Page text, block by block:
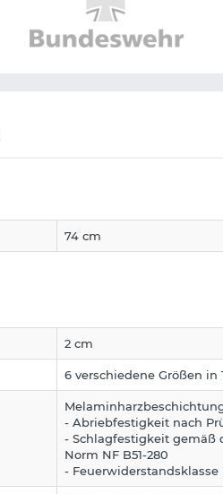
74 cm
2 cm
6 verschiedene Größen in
- Abriebfestigkeit nach
- Schlagfestigkeit gemäß
Norm NF B51-280
-